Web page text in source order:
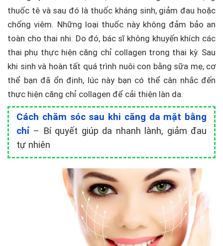
thuốc tê và sau đó là thuốc kháng sinh, giảm đau hoặc
chống viêm. Những loại thuốc này không đảm bảo an
toàn cho thai nhi. Do đó, bác sĩ không khuyến khích các
thai phụ thực hiện căng chỉ collagen trong thai kỳ. Sau
khi sinh và hoàn tất quá trình nuôi con bằng sữa mẹ, cơ
thể bạn đã ổn định, lúc này bạn có thể cân nhắc đến
thực hiện căng chỉ collagen để cải thiện làn da.
Cách chăm sóc sau khi căng da mặt bằng
chỉ – Bí quyết giúp da nhanh lành, giảm đau
tự nhiên